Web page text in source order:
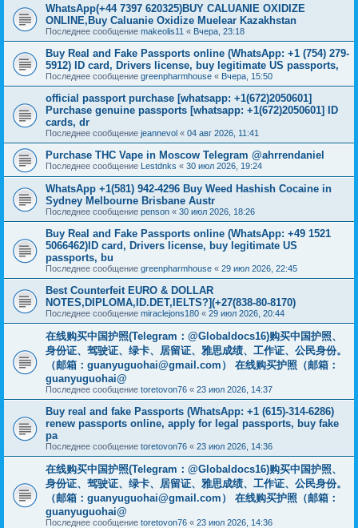
WhatsApp(+44 7397 620325)BUY CALUANIE OXIDIZE
ONLINE,Buy Caluanie Oxidize Muelear Kazakhstan
Последнее сообщение makeolis11 « Вчера, 23:18
Buy Real and Fake Passports online (WhatsApp: +1 (754) 279-
5912) ID card, Drivers license, buy legitimate US passports,
Последнее сообщение greenpharmhouse « Вчера, 15:50
official passport purchase [whatsapp: +1(672)2050601]
Purchase genuine passports [whatsapp: +1(672)2050601] ID
cards, dr
Последнее сообщение jeannevol « 04 авг 2026, 11:41
Purchase THC Vape in Moscow Telegram @ahrrendaniel
Последнее сообщение Lestdnks « 30 июл 2026, 19:24
WhatsApp +1(581) 942-4296 Buy Weed Hashish Cocaine in
Sydney Melbourne Brisbane Austr
Последнее сообщение penson « 30 июл 2026, 18:26
Buy Real and Fake Passports online (WhatsApp: +49 1521
5066462)ID card, Drivers license, buy legitimate US
passports, bu
Последнее сообщение greenpharmhouse « 29 июл 2026, 22:45
Best Counterfeit EURO & DOLLAR
NOTES,DIPLOMA,ID.DET,IELTS?](+27(838-80-8170)
Последнее сообщение miraclejons180 « 29 июл 2026, 20:44
在线购买中国护照(Telegram：@Globaldocs16)购买中国护照、
身份证、驾驶证、绿卡、居留证、雅思成绩、工作证、公民身份。
（邮箱： guanyuguohai@gmail.com ） 在线购买护照（邮箱：
guanyuguohai@
Последнее сообщение toretovon76 « 23 июл 2026, 14:37
Buy real and fake Passports (WhatsApp: +1 (615)-314-6286)
renew passports online, apply for legal passports, buy fake
pa
Последнее сообщение toretovon76 « 23 июл 2026, 14:36
在线购买中国护照(Telegram：@Globaldocs16)购买中国护照、
身份证、驾驶证、绿卡、居留证、雅思成绩、工作证、公民身份。
（邮箱： guanyuguohai@gmail.com ） 在线购买护照（邮箱：
guanyuguohai@
Последнее сообщение toretovon76 « 23 июл 2026, 14:36